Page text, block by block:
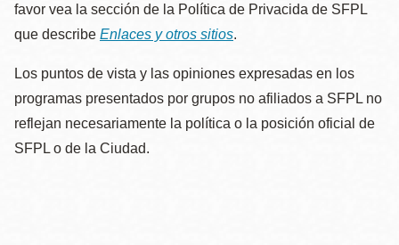
favor vea la sección de la Política de Privacida de SFPL
que describe Enlaces y otros sitios.
Los puntos de vista y las opiniones expresadas en los
programas presentados por grupos no afiliados a SFPL no
reflejan necesariamente la política o la posición oficial de
SFPL o de la Ciudad.